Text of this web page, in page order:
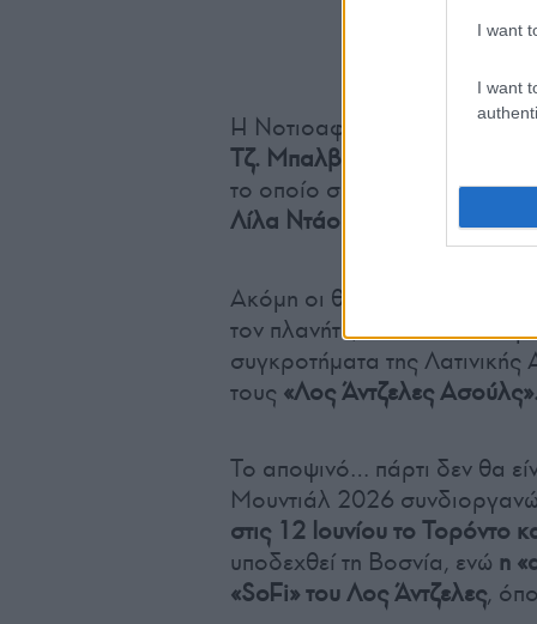
I want
I want
Η Νοτιοαφρικανή
Τζ. Μπαλβίν
το οποίο συμπλήρωσαν οι
Λίλα Ντάουνς
Μπελίντα,
Ακόμη οι θεατές στο
τον πλανήτη, είχαν την
συγκροτήματα της Λατινικής
τους «ΛοςΆντζελες Ασούλς».
Το αποψινό… πάρτι δεν θα
Μουντιάλ 2026
στις 12 Ιουνίου το Τορόντο
υποδεχθεί τη Βοσνία, ενώ η
«SoFi» του Λος Άντζελες,